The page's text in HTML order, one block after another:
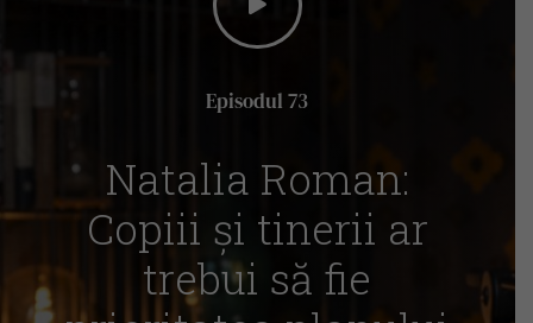
Episodul 73
Natalia Roman:
Copiii și tinerii ar
trebui să fie